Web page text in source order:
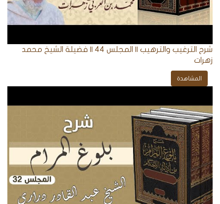
شرح الترغيب والترهيب || المجلس 44 || فضيلة الشيخ محمد
زهرات
المشاهدة